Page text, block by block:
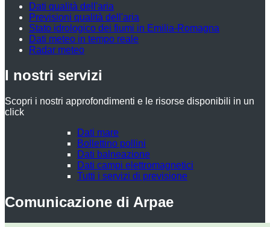
Dati qualità dell'aria
Previsioni qualità dell'aria
Stato idrologico dei fiumi in Emilia-Romagna
Dati meteo in tempo reale
Radar meteo
I nostri servizi
Scopri i nostri approfondimenti e le risorse disponibili in un
click
Dati mare
Bollettino pollini
Dati balneazione
Dati campi elettromagnetici
Tutti i servizi di previsione
Comunicazione di Arpae